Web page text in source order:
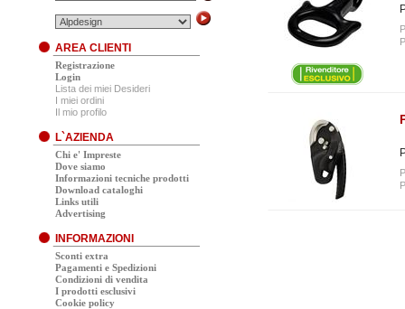
AREA CLIENTI
Registrazione
Login
Lista dei miei Desideri
I miei ordini
Il mio profilo
L`AZIENDA
Chi e' Impreste
Dove siamo
Informazioni tecniche prodotti
Download cataloghi
Links utili
Advertising
INFORMAZIONI
Sconti extra
Pagamenti e Spedizioni
Condizioni di vendita
I prodotti esclusivi
Cookie policy